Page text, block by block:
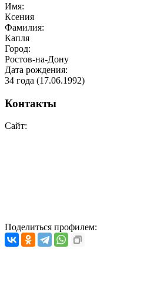
Имя:
Ксения
Фамилия:
Капля
Город:
Ростов-на-Дону
Дата рождения:
34 года (17.06.1992)
Контакты
Сайт:
Поделиться профилем: